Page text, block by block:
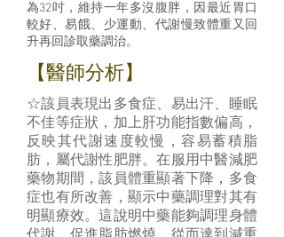
為32吋，維持一年多沒腹胖，因最近胃口
較好、易餓、少運動、代謝慢致體重又回
升再回診取藥調治。
【醫師分析】
☆該員表現出多食症、易出汗、睡眠
不佳等症狀，加上肝功能指數偏高，
反映其代謝速度較慢，容易蓄積脂
肪，屬代謝性肥胖。在服用中醫減肥
藥物期間，該員體重顯著下降，多食
症也有所改善，顯示中藥調理對其有
明顯療效。這說明中藥能夠調理身體